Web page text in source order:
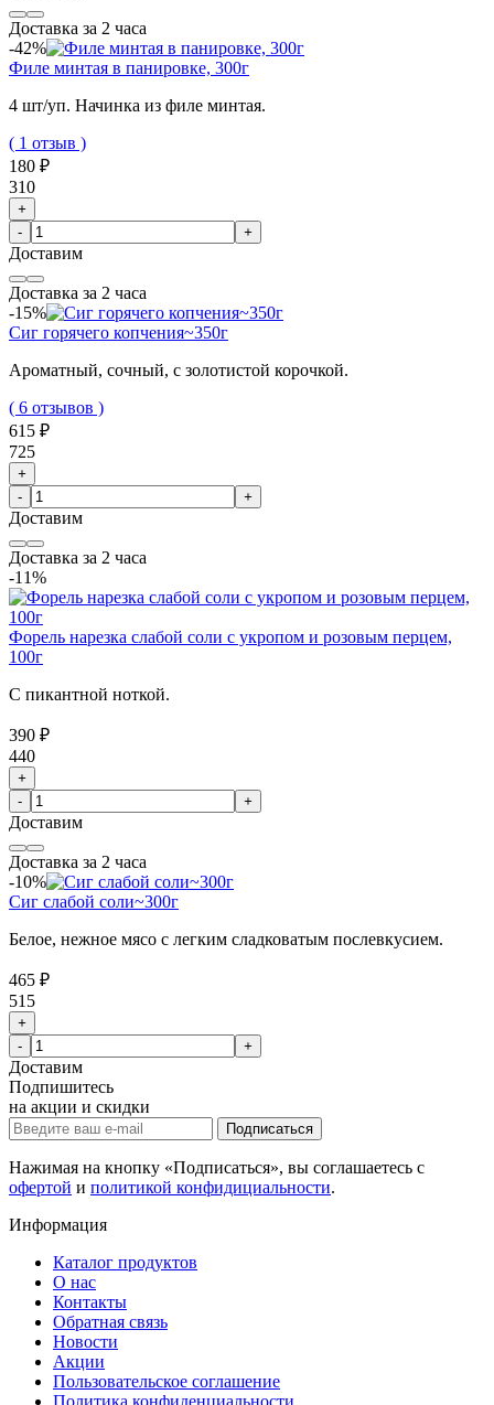
Доставка за 2 часа
-42%
Филе минтая в панировке, 300г
4 шт/уп. Начинка из филе минтая.
( 1 отзыв )
180 ₽
310
+
-
+
Доставим
Доставка за 2 часа
-15%
Сиг горячего копчения~350г
Ароматный, сочный, с золотистой корочкой.
( 6 отзывов )
615 ₽
725
+
-
+
Доставим
Доставка за 2 часа
-11%
Форель нарезка слабой соли с укропом и розовым перцем,
100г
С пикантной ноткой.
390 ₽
440
+
-
+
Доставим
Доставка за 2 часа
-10%
Сиг слабой соли~300г
Белое, нежное мясо с легким сладковатым послевкусием.
465 ₽
515
+
-
+
Доставим
Подпишитесь
на акции и скидки
Подписаться
Нажимая на кнопку «Подписаться», вы соглашаетесь с
офертой и политикой конфидициальности.
Информация
Каталог продуктов
О нас
Контакты
Обратная связь
Новости
Акции
Пользовательское соглашение